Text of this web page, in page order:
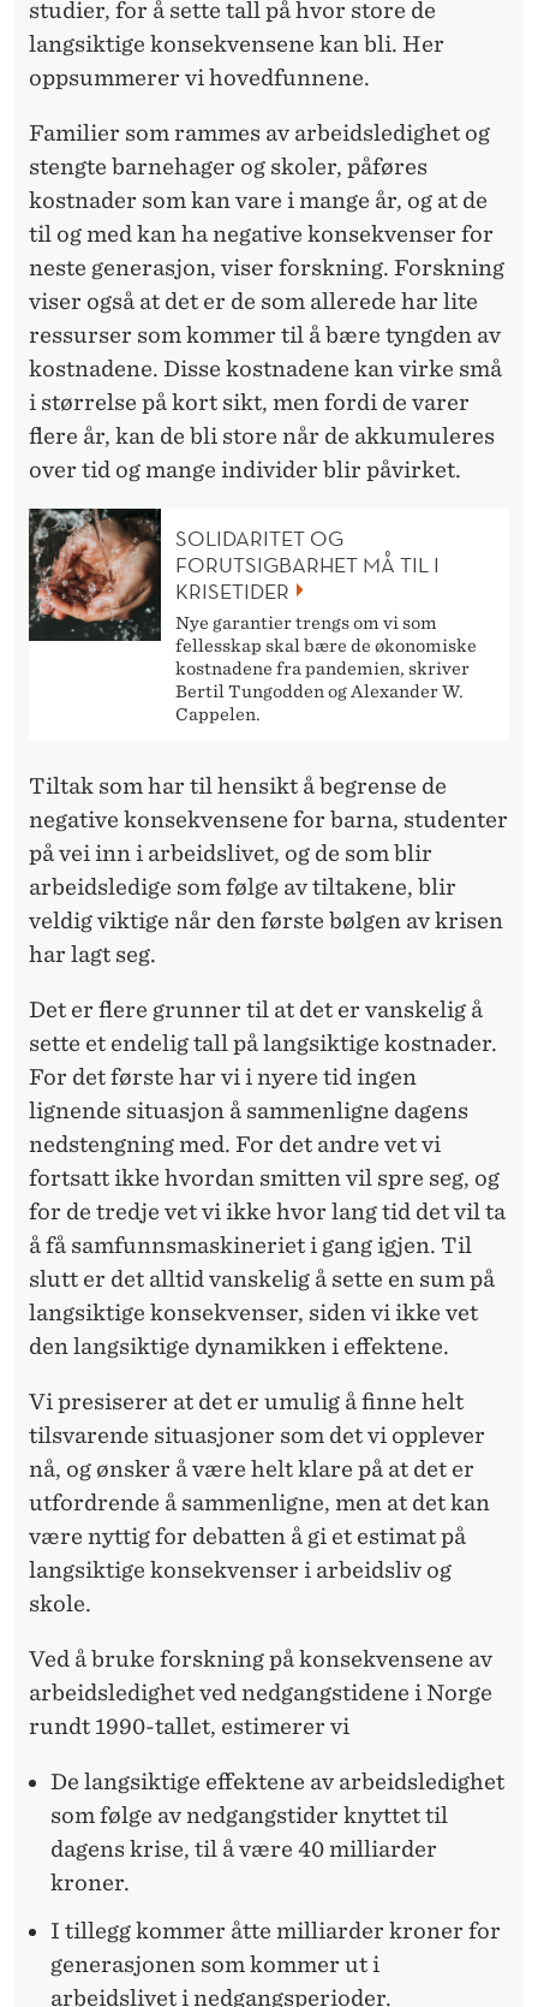
studier, for å sette tall på hvor store de
langsiktige konsekvensene kan bli. Her
oppsummerer vi hovedfunnene.
Familier som rammes av arbeidsledighet og
stengte barnehager og skoler, påføres
kostnader som kan vare i mange år, og at de
til og med kan ha negative konsekvenser for
neste generasjon, viser forskning. Forskning
viser også at det er de som allerede har lite
ressurser som kommer til å bære tyngden av
kostnadene. Disse kostnadene kan virke små
i størrelse på kort sikt, men fordi de varer
flere år, kan de bli store når de akkumuleres
over tid og mange individer blir påvirket.
SOLIDARITET OG
FORUTSIGBARHET MÅ TIL I
KRISETIDER
Nye garantier trengs om vi som
fellesskap skal bære de økonomiske
kostnadene fra pandemien, skriver
Bertil Tungodden og Alexander W.
Cappelen.
Tiltak som har til hensikt å begrense de
negative konsekvensene for barna, studenter
på vei inn i arbeidslivet, og de som blir
arbeidsledige som følge av tiltakene, blir
veldig viktige når den første bølgen av krisen
har lagt seg.
Det er flere grunner til at det er vanskelig å
sette et endelig tall på langsiktige kostnader.
For det første har vi i nyere tid ingen
lignende situasjon å sammenligne dagens
nedstengning med. For det andre vet vi
fortsatt ikke hvordan smitten vil spre seg, og
for de tredje vet vi ikke hvor lang tid det vil ta
å få samfunnsmaskineriet i gang igjen. Til
slutt er det alltid vanskelig å sette en sum på
langsiktige konsekvenser, siden vi ikke vet
den langsiktige dynamikken i effektene.
Vi presiserer at det er umulig å finne helt
tilsvarende situasjoner som det vi opplever
nå, og ønsker å være helt klare på at det er
utfordrende å sammenligne, men at det kan
være nyttig for debatten å gi et estimat på
langsiktige konsekvenser i arbeidsliv og
skole.
Ved å bruke forskning på konsekvensene av
arbeidsledighet ved nedgangstidene i Norge
rundt 1990-tallet, estimerer vi
De langsiktige effektene av arbeidsledighet
som følge av nedgangstider knyttet til
dagens krise, til å være 40 milliarder
kroner.
I tillegg kommer åtte milliarder kroner for
generasjonen som kommer ut i
arbeidslivet i nedgangsperioder.